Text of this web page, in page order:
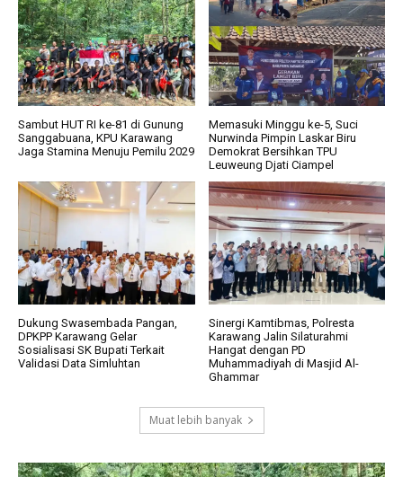
Sambut HUT RI ke-81 di Gunung
Sanggabuana, KPU Karawang
Jaga Stamina Menuju Pemilu 2029
Memasuki Minggu ke-5, Suci
Nurwinda Pimpin Laskar Biru
Demokrat Bersihkan TPU
Leuweung Djati Ciampel
Dukung Swasembada Pangan,
DPKPP Karawang Gelar
Sosialisasi SK Bupati Terkait
Validasi Data Simluhtan
Sinergi Kamtibmas, Polresta
Karawang Jalin Silaturahmi
Hangat dengan PD
Muhammadiyah di Masjid Al-
Ghammar
Muat lebih banyak